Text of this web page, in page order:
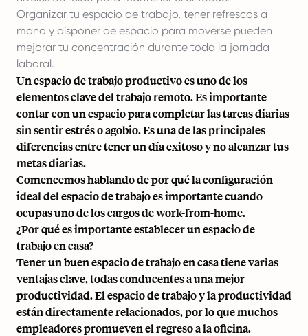
Organizar tu espacio de trabajo, tener refrescos a
mano y disponer de espacio para moverse pueden
mejorar tu concentración durante toda la jornada
laboral.
Un espacio de trabajo productivo es uno de los
elementos clave del trabajo remoto. Es importante
contar con un espacio para completar las tareas diarias
sin sentirestrés o agobio. Es una de las principales
diferencias entre tener un día exitoso y no alcanzar tus
metas diarias.
Comencemos hablando de por qué la configuración
ideal del espacio de trabajo es importante cuando
ocupas uno de los cargos de work-from-home.
¿Por qué es importante establecer un espacio de
trabajo en casa?
Tener un buen espacio de trabajo en casa tiene varias
ventajas clave, todas conducentes a una mejor
productividad. El espacio de trabajo y la productividad
están directamente relacionados, por lo que muchos
empleadores promueven elregreso a la oficina.